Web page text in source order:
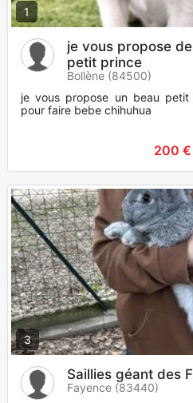
1
je vous propose
petit prince
Bollène (84500)
je vous propose un beau
pour faire bebe chihuhua
200 €
3
Saillies géant des
Fayence (83440)